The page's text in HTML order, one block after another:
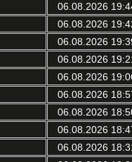
06.08.2026
06.08.2026
06.08.2026
06.08.2026
06.08.2026
06.08.2026
06.08.2026
06.08.2026
06.08.2026